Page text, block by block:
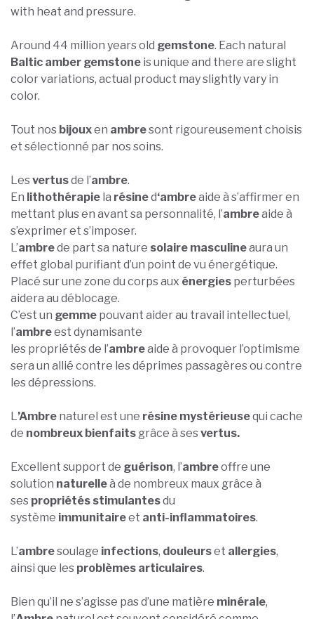
with heat and pressure.
Around 44 million years old gemstone. Each natural
Baltic amber gemstone is unique and there are slight
color variations, actual product may slightly vary in
color.
Tout nos bijouxen ambresont rigoureusement choisis
et sélectionné par nos soins.
Lesvertusde l’ambre.
En lithothérapie la résined‘ambreaide à s’affirmer en
mettant plus en avant sa personnalité, l’ambreaide à
s’exprimer et s’imposer.
L’ambrede part sa nature solaire masculineaura un
effet global purifiant d’un point de vu énergétique.
Placé sur une zone du corps aux énergies perturbées
aidera au déblocage.
C’est un gemme pouvant aider au travail intellectuel,
l’ambreest dynamisante
les propriétés de l’ambreaide à provoquer l’optimisme
sera un allié contre les déprimes passagères ou contre
les dépressions.
L’Ambre naturel est une résine mystérieusequi cache
de nombreux bienfaits grâce à sesvertus.
Excellent support de guérison, l’ambreoffre une
solution naturelleà de nombreux maux grâce à
ses propriétés stimulantesdu
système immunitaireet anti-inflammatoires.
L’ambresoulage infections, douleurset allergies,
ainsi que les problèmes articulaires.
Bien qu’il ne s’agisse pas d’une matière minérale,